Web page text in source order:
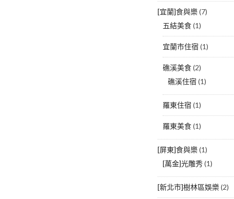
[宜蘭]食與樂(7)
五結美食(1)
宜蘭市住宿 (1)
礁溪美食(2)
礁溪住宿 (1)
羅東住宿 (1)
羅東美食(1)
[屏東]食與樂(1)
[萬金]光雕秀(1)
[新北市]樹林區娛樂(2)